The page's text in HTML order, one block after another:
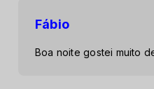
Fábio
Boa noite gostei muito